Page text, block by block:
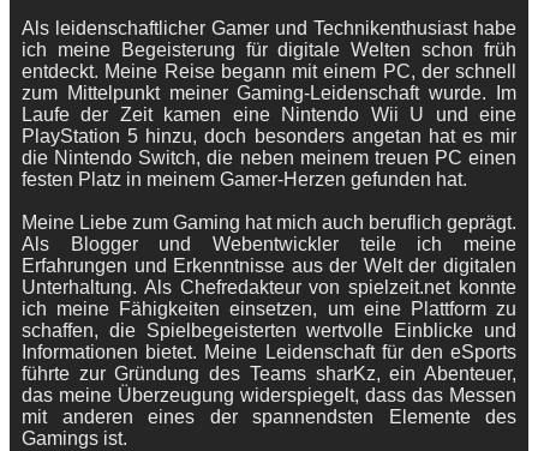
Als leidenschaftlicher Gamer und Technikenthusiast habe
ich meine Begeisterung für digitale Welten schon früh
entdeckt. Meine Reise begann mit einem PC, der schnell
zum Mittelpunkt meiner Gaming-Leidenschaft wurde. Im
Laufe der Zeit kamen eine Nintendo Wii U und eine
PlayStation 5 hinzu, doch besonders angetan hat es mir
die Nintendo Switch, die neben meinem treuen PC einen
festen Platz in meinem Gamer-Herzen gefunden hat.
Meine Liebe zum Gaming hat mich auch beruflich geprägt.
Als Blogger und Webentwickler teile ich meine
Erfahrungen und Erkenntnisse aus der Welt der digitalen
Unterhaltung. Als Chefredakteur von spielzeit.net konnte
ich meine Fähigkeiten einsetzen, um eine Plattform zu
schaffen, die Spielbegeisterten wertvolle Einblicke und
Informationen bietet. Meine Leidenschaft für den eSports
führte zur Gründung des Teams sharKz, ein Abenteuer,
das meine Überzeugung widerspiegelt, dass das Messen
mit anderen eines der spannendsten Elemente des
Gamings ist.